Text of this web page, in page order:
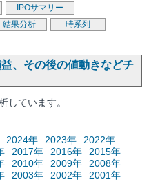
IPOサマリー
結果分析
時系列
、その後の値動きなどチ
しています。
2024年 2023年
2022年
2017年 2016年
2015年
2010年 2009年
2008年
2003年 2002年
2001年